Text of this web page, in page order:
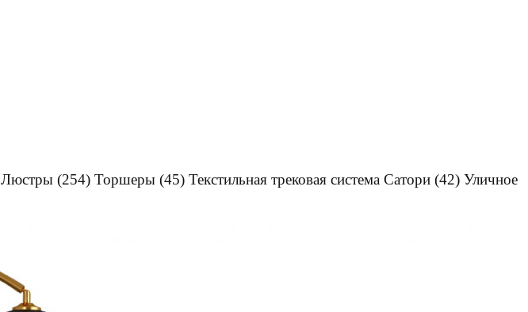
Люстры (254) Торшеры (45) Текстильная трековая система Сатори (42) Уличное